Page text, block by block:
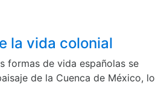
la vida colonial
formas de vida españolas se
de la Cuenca de México, lo